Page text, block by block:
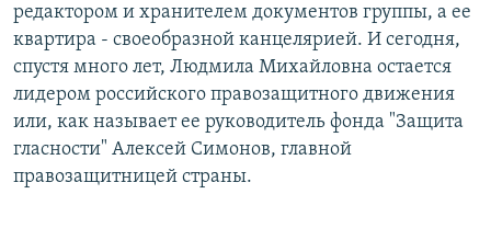
редактором и хранителем документов группы, а ее
квартира - своеобразной канцелярией. И сегодня,
спустя много лет, Людмила Михайловна остается
лидером российского правозащитного движения
или, как называет ее руководитель фонда "Защита
гласности" Алексей Симонов, главной
правозащитницей страны.